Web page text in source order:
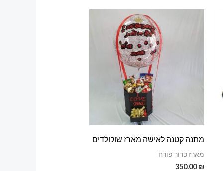
מתנה קטנה לאישה מארז שוקולדים
מארז כדור פורח
350.00₪